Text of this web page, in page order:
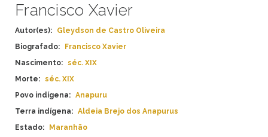
ESTADO
ALAGOAS
AMAPÁ
AMAZONAS
ESPÍRITO SANTO
GOIÁS
ETNIA
APURINÃ
ARANHÍ
ARARA
Francisco Xavier
Autor(es):
Gleydson de Castro Oliveira
Biografado:
Francisco Xavier
Nascimento: séc. XIX
Morte: séc. XIX
Povo indígena: Anapuru
Terra indígena: Aldeia Brejo dos Anapurus
Estado:
Maranhão